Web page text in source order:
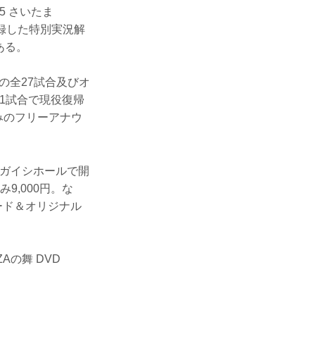
さいたま
した特別実況解
。
全27試合及びオ
試合で現役復帰
フリーアナウ
イシホールで開
9,000円。な
＆オリジナル
の舞 DVD